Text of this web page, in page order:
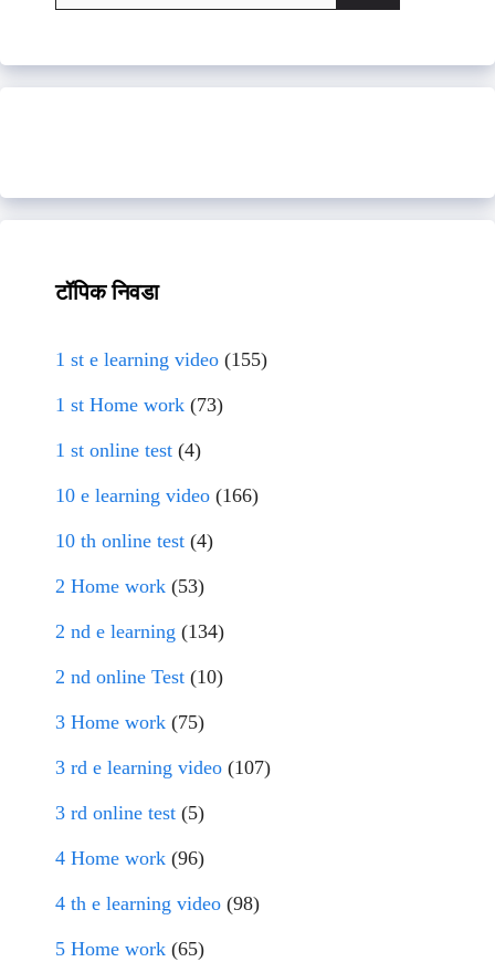
for:
टॉपिक निवडा
1 st e learning video (155)
1 st Home work (73)
1 st online test (4)
10 e learning video (166)
10 th online test (4)
2 Home work (53)
2 nd e learning (134)
2 nd online Test (10)
3 Home work (75)
3 rd e learning video (107)
3 rd online test (5)
4 Home work (96)
4 th e learning video (98)
5 Home work (65)